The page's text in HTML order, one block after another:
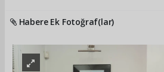
Habere Ek Fotoğraf(lar)